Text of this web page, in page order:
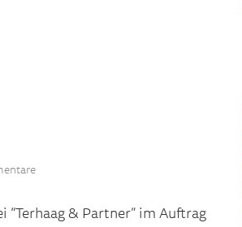
“Terhaag & Partner” im Auftrag